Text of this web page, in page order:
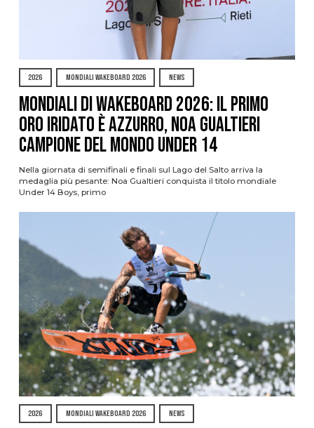
2026 MONDIALI WAKEBOARD 2026 NEWS
Mondiali di Wakeboard 2026: il primo
oro iridato è azzurro, Noa Gualtieri
campione del mondo Under 14
Nella giornata di semifinali e finali sul Lago del Salto arriva la
medaglia più pesante: Noa Gualtieri conquista il titolo mondiale
Under 14 Boys, primo
2026 MONDIALI WAKEBOARD 2026 NEWS